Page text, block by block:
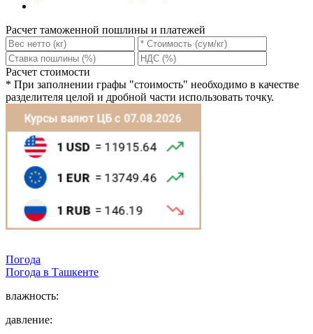
Расчет таможенной пошлины и платежей
Расчет стоимости
* При заполнении графы "стоимость" необходимо в качестве
разделителя целой и дробной части использовать точку.
Погода
Погода в Ташкентe
влажность:
давление: